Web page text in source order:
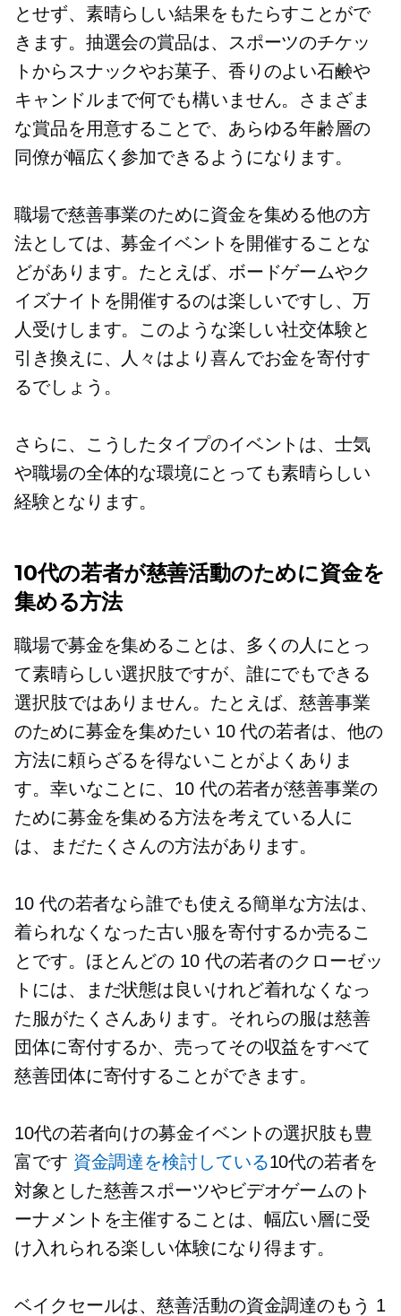
とせず、素晴らしい結果をもたらすことがで
きます。抽選会の賞品は、スポーツのチケッ
トからスナックやお菓子、香りのよい石鹸や
キャンドルまで何でも構いません。さまざま
な賞品を用意することで、あらゆる年齢層の
同僚が幅広く参加できるようになります。
職場で慈善事業のために資金を集める他の方
法としては、募金イベントを開催することな
どがあります。たとえば、ボードゲームやク
イズナイトを開催するのは楽しいですし、万
人受けします。このような楽しい社交体験と
引き換えに、人々はより喜んでお金を寄付す
るでしょう。
さらに、こうしたタイプのイベントは、士気
や職場の全体的な環境にとっても素晴らしい
経験となります。
10代の若者が慈善活動のために資金を
集める方法
職場で募金を集めることは、多くの人にとっ
て素晴らしい選択肢ですが、誰にでもできる
選択肢ではありません。たとえば、慈善事業
のために募金を集めたい 10 代の若者は、他の
方法に頼らざるを得ないことがよくありま
す。幸いなことに、10 代の若者が慈善事業の
ために募金を集める方法を考えている人に
は、まだたくさんの方法があります。
10 代の若者なら誰でも使える簡単な方法は、
着られなくなった古い服を寄付するか売るこ
とです。ほとんどの 10 代の若者のクローゼッ
トには、まだ状態は良いけれど着れなくなっ
た服がたくさんあります。それらの服は慈善
団体に寄付するか、売ってその収益をすべて
慈善団体に寄付することができます。
10代の若者向けの募金イベントの選択肢も豊
富です 資金調達を検討している10代の若者を
対象とした慈善スポーツやビデオゲームのト
ーナメントを主催することは、幅広い層に受
け入れられる楽しい体験になり得ます。
ベイクセールは、慈善活動の資金調達のもう 1